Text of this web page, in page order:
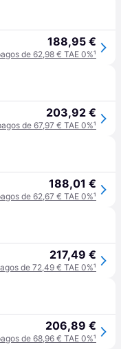
188,95 €
de 62,98 € TAE 0%¹
203,92 €
de 67,97 € TAE 0%¹
188,01 €
de 62,67 € TAE 0%¹
217,49 €
de 72,49 € TAE 0%¹
206,89 €
de 68,96 € TAE 0%¹